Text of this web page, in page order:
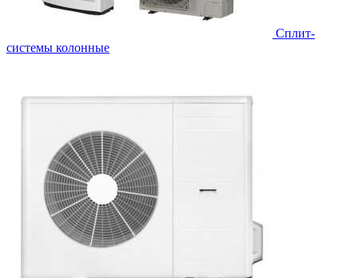
Cплит-
системы колонные